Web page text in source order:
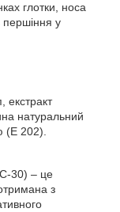
глотки, носа
у
екстракт
натуральний
(Е 202).
30) – це
з